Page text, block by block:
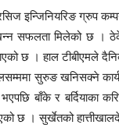
इन्जिनियरिङ
सफलता मिलेको छ ।
छ । हाल टीबीएमले
सुरुङ खनिसक्ने
बाँके र बर्दियाका
छ । सुर्खेतको